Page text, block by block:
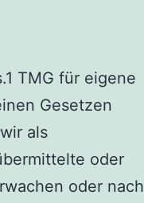
TMG für eigene
Gesetzen
als
oder
oder nach